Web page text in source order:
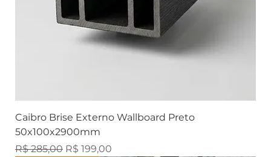
Caibro Brise Externo Wallboard Preto
50x100x2900mm
Preço normal
R$ 285,00 Preço promocional
R$ 199,00